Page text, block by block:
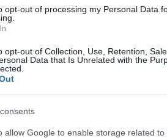
opt-out of processing my Personal Data
opt-out of Collection, Use, Retention,
Data that Is Unrelated with the
allow Google to enable storage related